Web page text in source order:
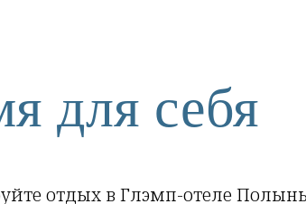
для себя
отдых в Глэмп-отеле Полынь